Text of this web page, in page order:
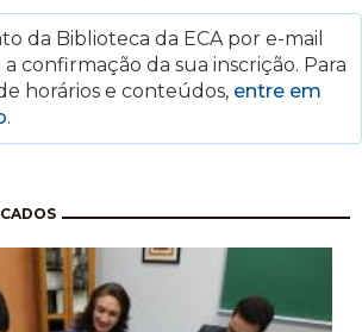
da Biblioteca da ECA por e-mail
confirmação da sua inscrição. Para
horários e conteúdos, entre em
.